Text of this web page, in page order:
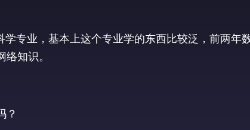
专业，基本上这个专业学的东西比较泛，前两年
知识。
？